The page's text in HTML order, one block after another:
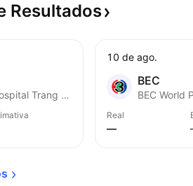
Resultados
Wattanapat Hospital Trang Public Company Limited
10 de ago.
BEC
BEC World
Real
—